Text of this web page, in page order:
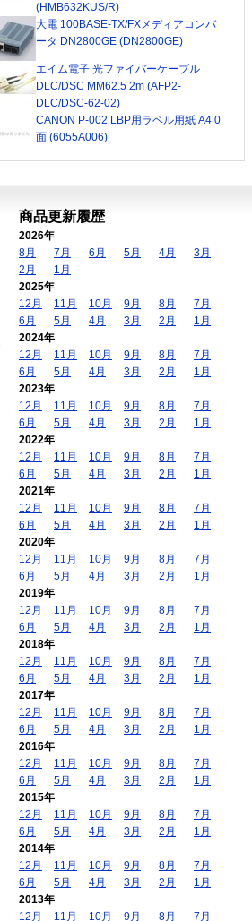
(HMB632KUS/R)
大電 100BASE-TX/FXメディアコンバ
ータ DN2800GE (DN2800GE)
エイム電子 光ファイバーケーブル
DLC/DSC MM62.5 2m (AFP2-
DLC/DSC-62-02)
CANON P-002 LBP用ラベル用紙 A4 0
面 (6055A006)
商品更新履歴
2026年
8月
7月 6月 5月 4月
3月
2月
1月
2025年
12月
11月 10月 9月 8月
7月
6月
5月 4月 3月 2月
1月
2024年
12月
11月 10月 9月 8月
7月
6月
5月 4月 3月 2月
1月
2023年
12月
11月 10月 9月 8月
7月
6月
5月 4月 3月 2月
1月
2022年
12月
11月 10月 9月 8月
7月
6月
5月 4月 3月 2月
1月
2021年
12月
11月 10月 9月 8月
7月
6月
5月 4月 3月 2月
1月
2020年
12月
11月 10月 9月 8月
7月
6月
5月 4月 3月 2月
1月
2019年
12月
11月 10月 9月 8月
7月
6月
5月 4月 3月 2月
1月
2018年
12月
11月 10月 9月 8月
7月
6月
5月 4月 3月 2月
1月
2017年
12月
11月 10月 9月 8月
7月
6月
5月 4月 3月 2月
1月
2016年
12月
11月 10月 9月 8月
7月
6月
5月 4月 3月 2月
1月
2015年
12月
11月 10月 9月 8月
7月
6月
5月 4月 3月 2月
1月
2014年
12月
11月 10月 9月 8月
7月
6月
5月 4月 3月 2月
1月
2013年
12月
11月 10月 9月 8月 7月